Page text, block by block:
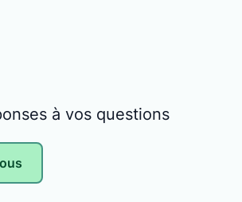
à vos questions